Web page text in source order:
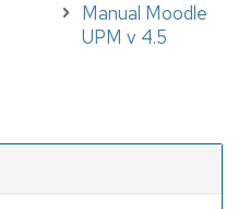
Manual Moodle
UPM v 4.5